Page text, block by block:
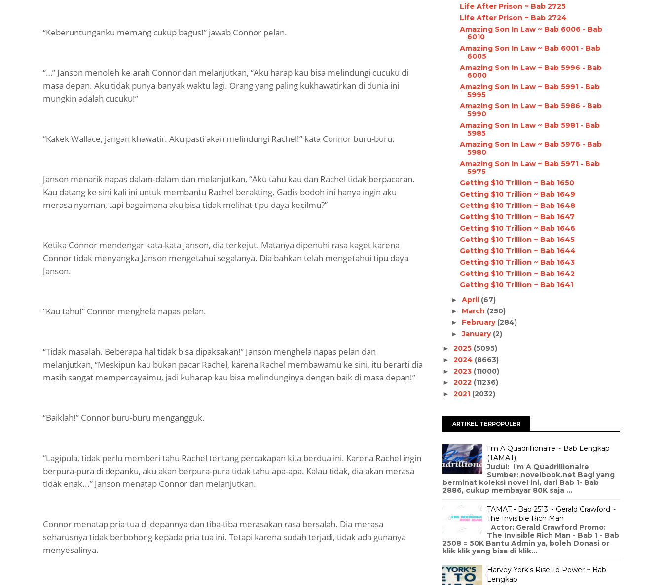
“Keberuntunganku memang cukup bagus!” jawab Connor pelan.
“…” Janson menoleh ke arah Connor dan melanjutkan, “Aku harap kau bisa melindungi cucuku di
masa depan. Aku tidak punya banyak waktu lagi. Orang yang paling kukhawatirkan di dunia ini
mungkin adalah cucuku!”
“Kakek Wallace, jangan khawatir. Aku pasti akan melindungi Rachel!” kata Connor buru-buru.
Janson menarik napas dalam-dalam dan melanjutkan, “Aku tahu kau dan Rachel tidak berpacaran.
Kau datang ke sini kali ini untuk membantu Rachel berakting. Gadis bodoh ini hanya ingin aku
merasa nyaman, tapi bagaimana aku bisa tidak melihat tipu daya kecilmu?”
Ketika Connor mendengar kata-kata Janson, dia terkejut. Matanya dipenuhi rasa kaget karena
Connor tidak menyangka Janson mengetahui segalanya. Dia bahkan telah mengetahui tipu daya
Janson.
“Kau tahu!” Connor menghela napas pelan.
“Tidak masalah. Beberapa hal tidak bisa dipaksakan!” Janson menghela napas pelan dan
melanjutkan, “Meskipun kau bukan pacar Rachel, karena Rachel membawamu ke sini, itu berarti dia
masih sangat mempercayaimu, jadi kuharap kau bisa melindunginya dengan baik di masa depan!”
“Baiklah!” Connor buru-buru mengangguk.
“Lagipula, tidak perlu memberi tahu Rachel tentang percakapan kita berdua ini. Karena Rachel ingin
berpura-pura di depanku, aku akan berpura-pura tidak tahu apa-apa. Kalau tidak, dia akan merasa
tidak enak...” Janson menatap Connor dan melanjutkan.
Connor menatap pria tua di depannya dan tiba-tiba merasakan rasa bersalah. Dia merasa
seharusnya tidak berbohong kepada pria tua ini. Tetapi karena sudah terjadi, tidak ada gunanya
menyesalinya.
Life After Prison ~ Bab 2725
Life After Prison ~ Bab 2724
Amazing Son In Law ~ Bab 6006 - Bab
6010
Amazing Son In Law ~ Bab 6001 - Bab
6005
Amazing Son In Law ~ Bab 5996 - Bab
6000
Amazing Son In Law ~ Bab 5991 - Bab
5995
Amazing Son In Law ~ Bab 5986 - Bab
5990
Amazing Son In Law ~ Bab 5981 - Bab
5985
Amazing Son In Law ~ Bab 5976 - Bab
5980
Amazing Son In Law ~ Bab 5971 - Bab
5975
Getting $10 Trillion ~ Bab 1650
Getting $10 Trillion ~ Bab 1649
Getting $10 Trillion ~ Bab 1648
Getting $10 Trillion ~ Bab 1647
Getting $10 Trillion ~ Bab 1646
Getting $10 Trillion ~ Bab 1645
Getting $10 Trillion ~ Bab 1644
Getting $10 Trillion ~ Bab 1643
Getting $10 Trillion ~ Bab 1642
Getting $10 Trillion ~ Bab 1641
► April (67)
► March (250)
► February (284)
►January (2)
► 2025 (5095)
► 2024 (8663)
► 2023 (11000)
► 2022 (11236)
► 2021 (2032)
ARTIKEL TERPOPULER
I'm A Quadrillionaire ~ Bab Lengkap
(TAMAT)
Judul: I'm A Quadrillionaire
Sumber: novelbook.net Bagi yang
berminat koleksi novel ini, dari Bab 1- Bab
2886, cukup membayar 80K saja ...
TAMAT - Bab 2513 ~ Gerald Crawford ~
The Invisible Rich Man
Actor: Gerald Crawford Promo:
The Invisible Rich Man - Bab 1 - Bab
2508 = 50K Bantu Admin ya, boleh Donasi or
klik klik yang bisa di klik...
Harvey York's Rise To Power ~ Bab
Lengkap